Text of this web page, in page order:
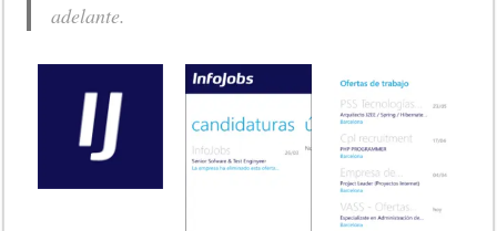
adelante.